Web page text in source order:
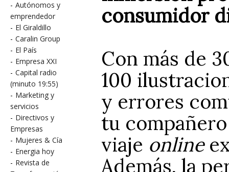
- Autónomos y
emprendedor
- El Giraldillo
- Caralin Group
- El País
- Empresa XXI
- Capital radio
(minuto 19:55)
- Marketing y
servicios
- Directivos y
Empresas
- Mujeres & Cía
- Energia hoy
- Revista de
consumidor
Con más de
100
y errores
tu
viaje online
Además, la